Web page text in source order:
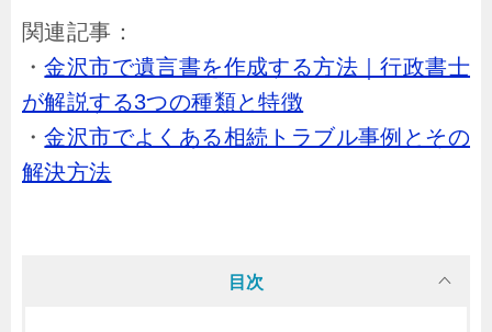
関連記事：
・金沢市で遺言書を作成する方法｜行政書士
が解説する3つの種類と特徴
・金沢市でよくある相続トラブル事例とその
解決方法
目次